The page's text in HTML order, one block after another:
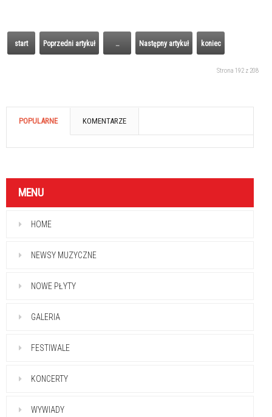
start Poprzedni artykuł … Następny artykuł koniec
Strona 192 z 208
POPULARNE KOMENTARZE
MENU
HOME
NEWSY MUZYCZNE
NOWE PŁYTY
GALERIA
FESTIWALE
KONCERTY
WYWIADY